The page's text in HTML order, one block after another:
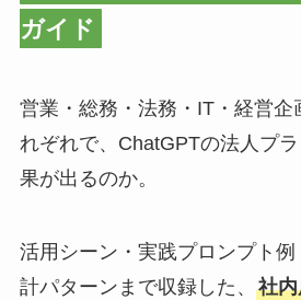
ガイド
営業・総務・法務・IT・経営
れぞれで、ChatGPTの法人プ
果が出るのか。
活用シーン・実践プロンプト例
計パターンまで収録した、 社